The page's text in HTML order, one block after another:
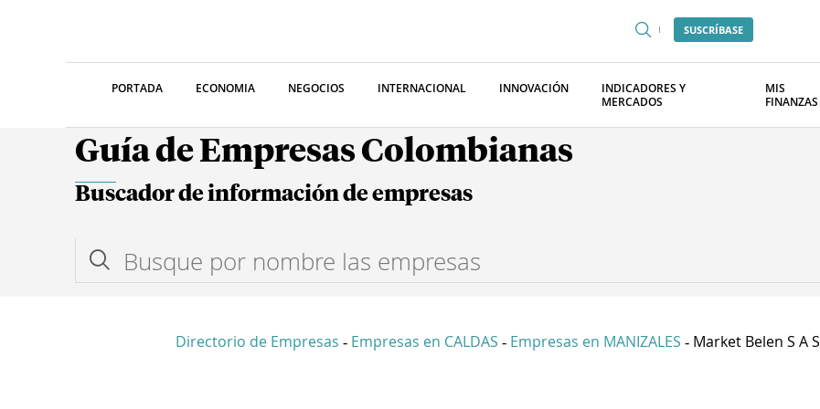
SUSCRÍBASE
PORTADA ECONOMIA NEGOCIOS INTERNACIONAL INNOVACIÓN
INDICADORES Y
MERCADOS
MIS
FINANZAS
Guía de Empresas Colombianas
Buscador de información de empresas
Directorio de Empresas - Empresas en CALDAS - Empresas en MANIZALES - Market Belen S A S